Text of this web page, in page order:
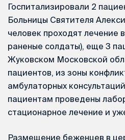
Госпитализировали 2
Больницы Святителя
человек проходят лечение
раненые солдаты), еще 3
Жуковском Московской
пациентов, из зоны
амбулаторных
пациентам проведены
стационарное лечение и
Размещение беженцев в